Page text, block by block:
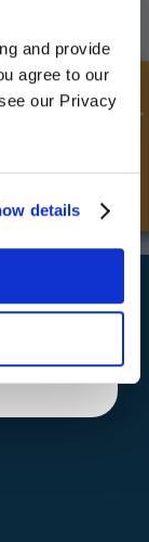
and provide
agree to our
our Privacy
details
de nuestras
SUSCRIBIRSE
Doncaster
Correo
Consulta rápida
to our